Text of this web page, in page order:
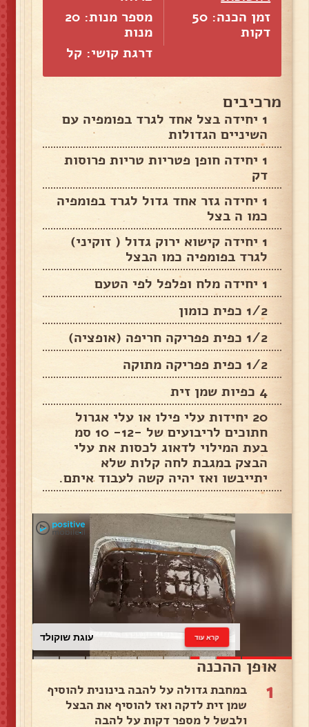
זמן הכנה: 50
דקות
מספר מנות: 20
מנות
דרגת קושי: קל
מרכיבים
1 יחידה בצל אחד לגרד בפומפיה עם
השיניים הגדולות
1 יחידה חופן פטריות טריות פרוסות
דק
1 יחידה גזר אחד גדול לגרד בפומפיה
כמו ה בצל
1 יחידה קישוא ירוק גדול ( זוקיני)
לגרד בפומפיה כמו הבצל
1 יחידה מלח ופלפל לפי הטעם
1/2 כפית כומון
1/2 כפית פפריקה חריפה (אופציה)
1/2 כפית פפריקה מתוקה
4 כפיות שמן זית
20 יחידות עלי פילו או עלי אגרול
חתוכים לריבועים של -12- 10 סמ
בעת המילוי לדאוג לכסות את עלי
הבצק במגבת לחה קלות שלא
יתייבשו ואז יהיה קשה לעבוד איתם.
עוגת שוקולד קרא עוד
אופן ההכנה
1
במחבת גדולה על להבה בינונית להוסיף
שמן זית לדקה ואז להוסיף את הבצל
ולבשל ל מספר דקות על להבה